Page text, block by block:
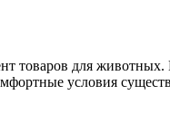
товаров для
условия